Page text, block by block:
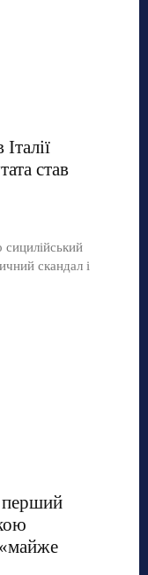
став
сицилійський
скандал і
перший
«майже